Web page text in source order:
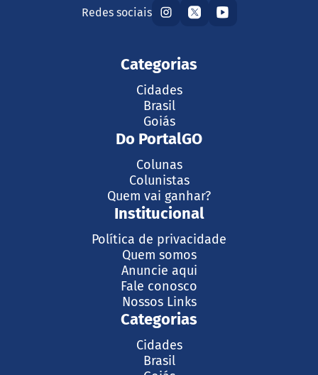
Redes sociais
Categorias
Cidades
Brasil
Goiás
Do PortalGO
Colunas
Colunistas
Quem vai ganhar?
Institucional
Política de privacidade
Quem somos
Anuncie aqui
Fale conosco
Nossos Links
Categorias
Cidades
Brasil